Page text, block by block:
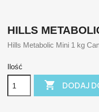
HILLS
Hills Metabolic Mini 1 kg
Ilość
 DODAJ